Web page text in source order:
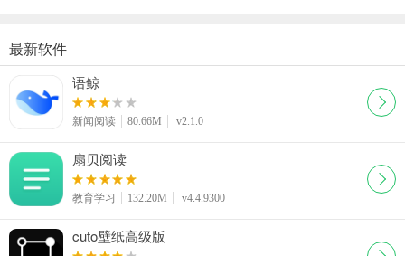
最新软件
语鲸
新闻阅读 80.66M v2.1.0
扇贝阅读
教育学习 132.20M v4.4.9300
cuto壁纸高级版